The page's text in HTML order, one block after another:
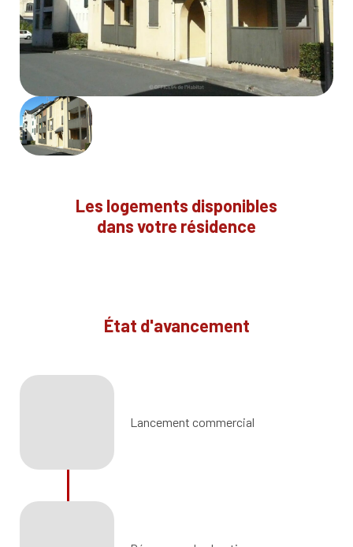
Les logements disponibles
dans votre résidence
État d'avancement
Lancement commercial